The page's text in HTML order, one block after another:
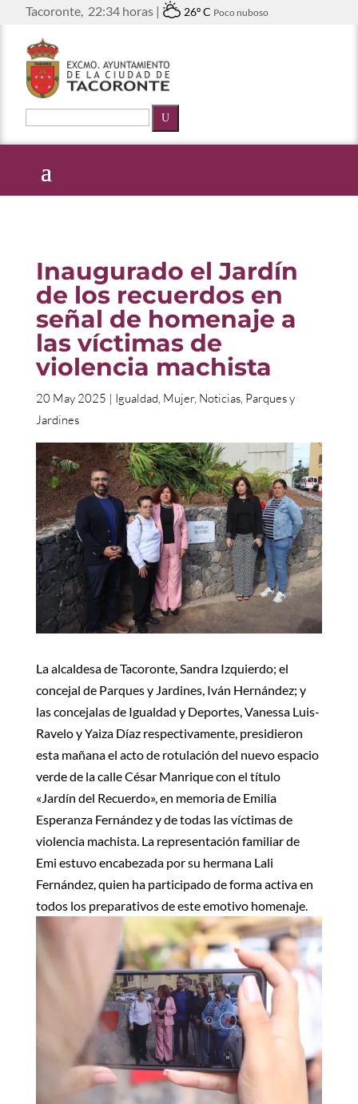
Tacoronte, 22:34 horas | 26º C Poco nuboso
U
Inaugurado el Jardín
de los recuerdos en
señal de homenaje a
las víctimas de
violencia machista
20 May 2025 | Igualdad, Mujer, Noticias, Parques y
Jardines
La alcaldesa de Tacoronte, Sandra Izquierdo; el
concejal de Parques y Jardines, Iván Hernández; y
las concejalas de Igualdad y Deportes, Vanessa Luis-
Ravelo y Yaiza Díaz respectivamente, presidieron
esta mañana el acto de rotulación del nuevo espacio
verde de la calle César Manrique con el título
«Jardín del Recuerdo», en memoria de Emilia
Esperanza Fernández y de todas las víctimas de
violencia machista. La representación familiar de
Emi estuvo encabezada por su hermana Lali
Fernández, quien ha participado de forma activa en
todos los preparativos de este emotivo homenaje.